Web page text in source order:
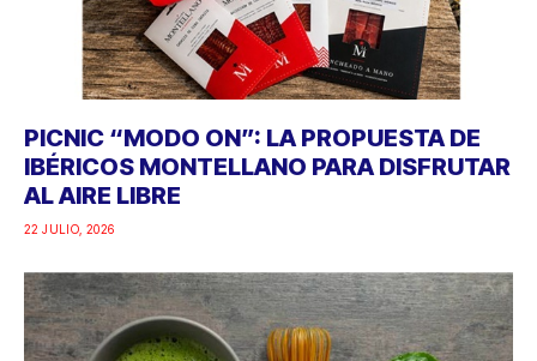
PICNIC “MODO ON”: LA PROPUESTA DE
IBÉRICOS MONTELLANO PARA DISFRUTAR
AL AIRE LIBRE
22 JULIO, 2026